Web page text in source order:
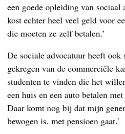
een goede opleiding van sociaal
kost echter heel veel geld voor
die moeten ze zelf betalen.’
De sociale advocatuur heeft ook
gekregen van de commerciële
studenten te vinden die het
een huis en een auto betalen
Daar komt nog bij dat mijn
bewogen is. met pensioen gaat.’